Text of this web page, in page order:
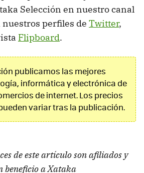
Selección en nuestro canal
nuestros perfiles de Twitter,
Flipboard.
publicamos las mejores
informática y electrónica de
de internet. Los precios
variar tras la publicación.
de este artículo son afiliados y
beneficio a Xataka